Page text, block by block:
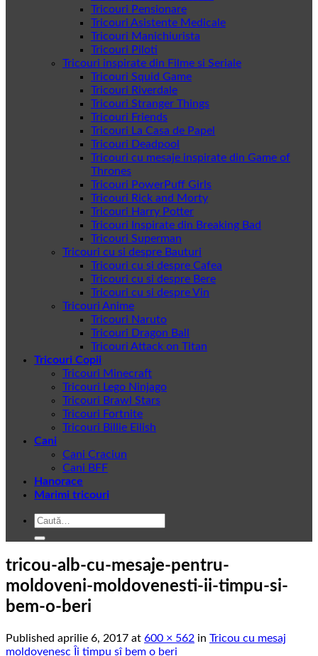
Tricouri Pensionare
Tricouri Asistente Medicale
Tricouri Manichiurista
Tricouri Piloti
Tricouri inspirate din Filme si Seriale
Tricouri Squid Game
Tricouri Riverdale
Tricouri Stranger Things
Tricouri Friends
Tricouri La Casa de Papel
Tricouri Deadpool
Tricouri cu mesaje inspirate din Game of
Thrones
Tricouri PowerPuff Girls
Tricouri Rick and Morty
Tricouri Harry Potter
Tricouri Inspirate din Breaking Bad
Tricouri Superman
Tricouri cu si despre Bauturi
Tricouri cu si despre Cafea
Tricouri cu si despre Bere
Tricouri cu si despre Vin
Tricouri Anime
Tricouri Naruto
Tricouri Dragon Ball
Tricouri Attack on Titan
Tricouri Copii
Tricouri Minecraft
Tricouri Lego Ninjago
Tricouri Brawl Stars
Tricouri Fortnite
Tricouri Billie Eilish
Cani
Cani Craciun
Cani BFF
Hanorace
Marimi tricouri
Caută
tricou-alb-cu-mesaje-pentru-
moldoveni-moldovenesti-ii-timpu-si-
bem-o-beri
Published aprilie 6, 2017 at 600 × 562 in Tricou cu mesaj
moldovenesc Îi timpu sî bem o beri